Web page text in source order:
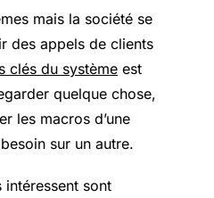
mais la société se
des appels de clients
clés du système est
quelque chose,
les macros d’une
sur un autre.
sont